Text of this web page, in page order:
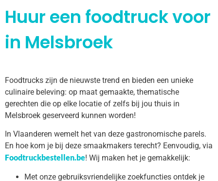
Huur een foodtruck voor
in Melsbroek
Foodtrucks zijn de nieuwste trend en bieden een unieke
culinaire beleving: op maat gemaakte, thematische
gerechten die op elke locatie of zelfs bij jou thuis in
Melsbroek geserveerd kunnen worden!
In Vlaanderen wemelt het van deze gastronomische parels.
En hoe kom je bij deze smaakmakers terecht? Eenvoudig, via
Foodtruckbestellen.be! Wij maken het je gemakkelijk:
Met onze gebruiksvriendelijke zoekfuncties ontdek je